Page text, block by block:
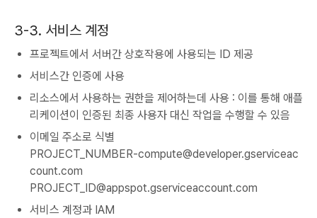
3-3. 서비스 계정
프로젝트에서 서버간 상호작용에 사용되는 ID 제공
서비스간 인증에 사용
리소스에서 사용하는 권한을 제어하는데 사용 : 이를 통해 애플
리케이션이 인증된 최종 사용자 대신 작업을 수행할 수 있음
이메일 주소로 식별
PROJECT_NUMBER-compute@developer.gserviceac
count.com
PROJECT_ID@appspot.gserviceaccount.com
서비스 계정과 IAM